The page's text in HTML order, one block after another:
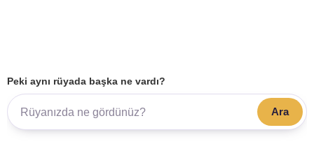
Peki aynı rüyada başka ne vardı?
Ara